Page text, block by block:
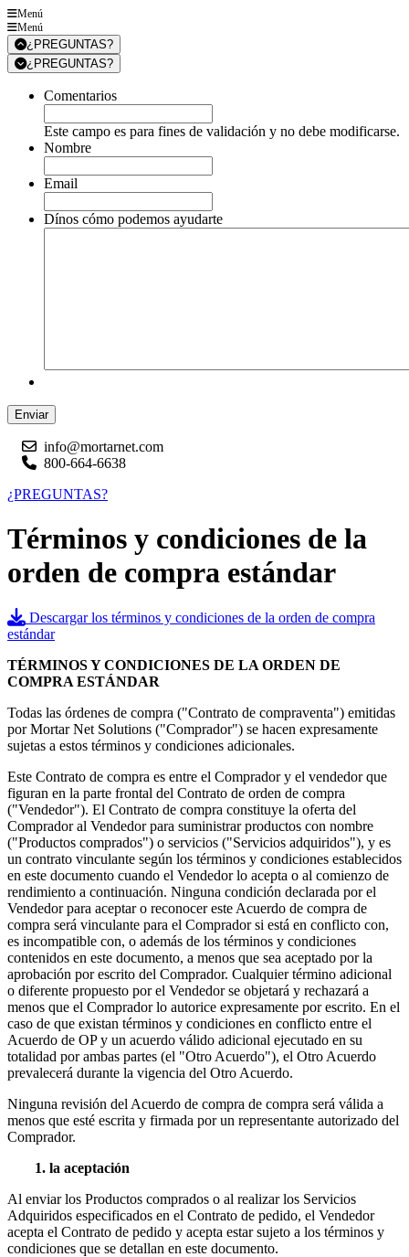
Menú
Menú
¿PREGUNTAS?
¿PREGUNTAS?
Comentarios
Este campo es para fines de validación y no debe modificarse.
Nombre
Email
Dínos cómo podemos ayudarte
Enviar
info@mortarnet.com
800-664-6638
¿PREGUNTAS?
Términos y condiciones de la
orden de compra estándar
Descargar los términos y condiciones de la orden de compra
estándar
TÉRMINOS Y CONDICIONES DE LA ORDEN DE
COMPRA ESTÁNDAR
Todas las órdenes de compra ("Contrato de compraventa") emitidas
por Mortar Net Solutions ("Comprador") se hacen expresamente
sujetas a estos términos y condiciones adicionales.
Este Contrato de compra es entre el Comprador y el vendedor que
figuran en la parte frontal del Contrato de orden de compra
("Vendedor"). El Contrato de compra constituye la oferta del
Comprador al Vendedor para suministrar productos con nombre
("Productos comprados") o servicios ("Servicios adquiridos"), y es
un contrato vinculante según los términos y condiciones establecidos
en este documento cuando el Vendedor lo acepta o al comienzo de
rendimiento a continuación. Ninguna condición declarada por el
Vendedor para aceptar o reconocer este Acuerdo de compra de
compra será vinculante para el Comprador si está en conflicto con,
es incompatible con, o además de los términos y condiciones
contenidos en este documento, a menos que sea aceptado por la
aprobación por escrito del Comprador. Cualquier término adicional
o diferente propuesto por el Vendedor se objetará y rechazará a
menos que el Comprador lo autorice expresamente por escrito. En el
caso de que existan términos y condiciones en conflicto entre el
Acuerdo de OP y un acuerdo válido adicional ejecutado en su
totalidad por ambas partes (el "Otro Acuerdo"), el Otro Acuerdo
prevalecerá durante la vigencia del Otro Acuerdo.
Ninguna revisión del Acuerdo de compra de compra será válida a
menos que esté escrita y firmada por un representante autorizado del
Comprador.
1. la aceptación
Al enviar los Productos comprados o al realizar los Servicios
Adquiridos especificados en el Contrato de pedido, el Vendedor
acepta el Contrato de pedido y acepta estar sujeto a los términos y
condiciones que se detallan en este documento.